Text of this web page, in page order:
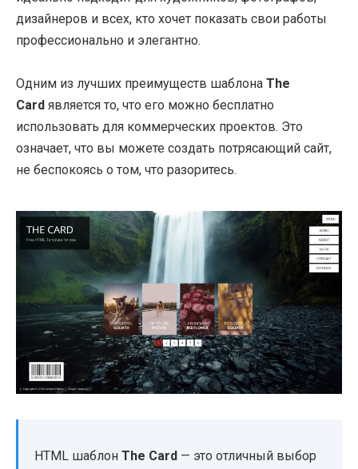
дизайнеров и всех, кто хочет показать свои работы
профессионально и элегантно.
Одним из лучших преимуществ шаблона The
Card является то, что его можно бесплатно
использовать для коммерческих проектов. Это
означает, что вы можете создать потрясающий сайт,
не беспокоясь о том, что разоритесь.
HTML шаблон The Card — это отличный выбор